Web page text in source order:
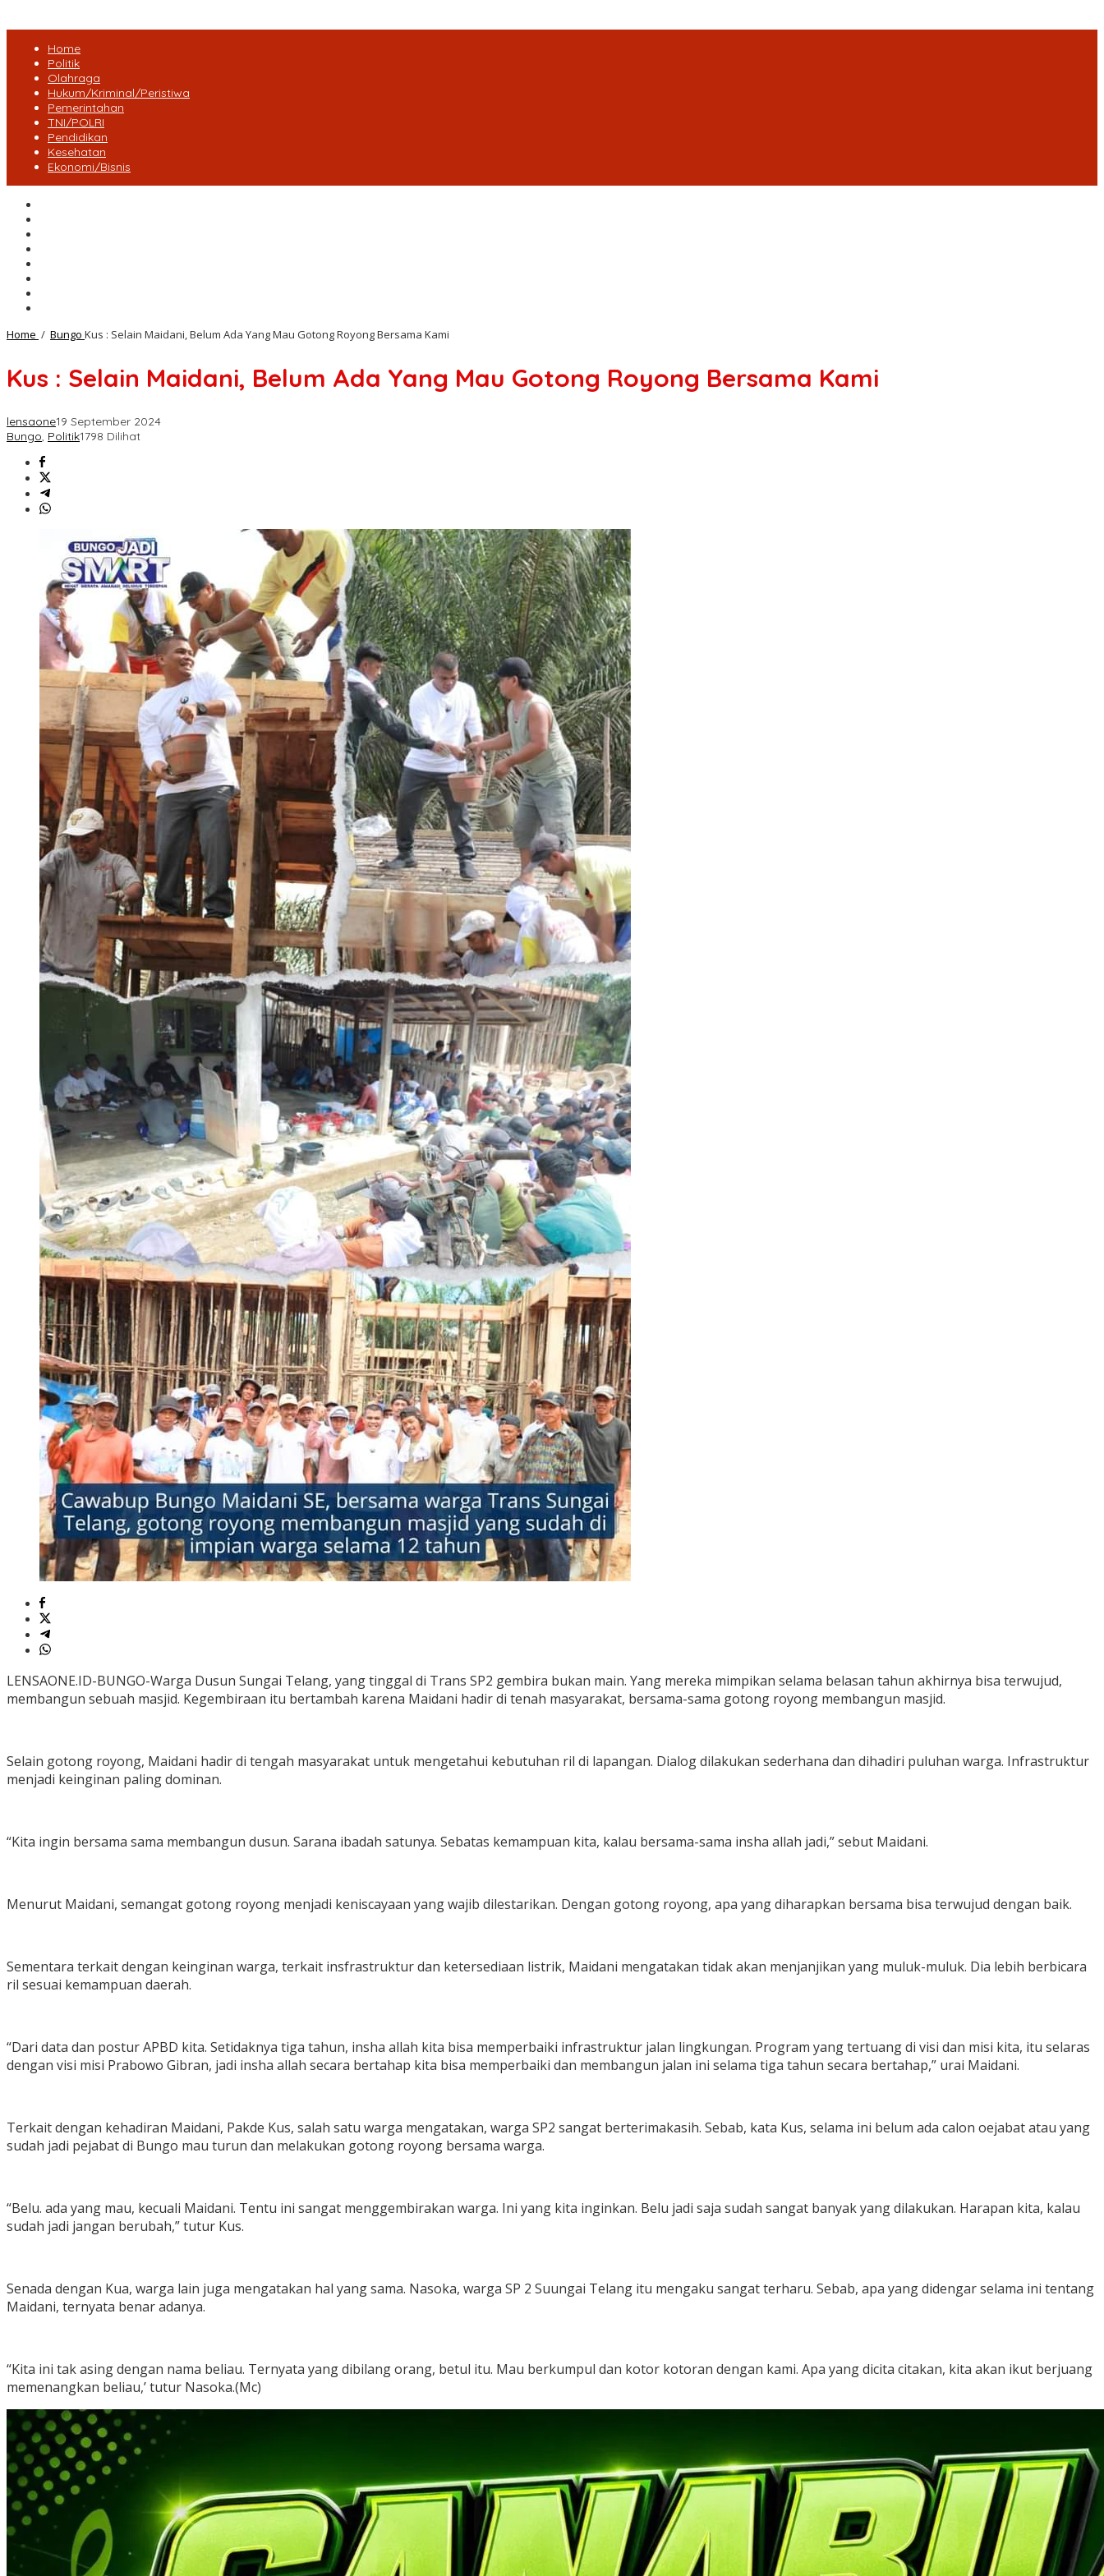
Home
Politik
Olahraga
Hukum/Kriminal/Peristiwa
Pemerintahan
TNI/POLRI
Pendidikan
Kesehatan
Ekonomi/Bisnis
Home / Bungo Kus : Selain Maidani, Belum Ada Yang Mau Gotong Royong Bersama Kami
Kus : Selain Maidani, Belum Ada Yang Mau Gotong Royong Bersama Kami
lensaone19 September 2024
Bungo, Politik1798 Dilihat
LENSAONE.ID-BUNGO-Warga Dusun Sungai Telang, yang tinggal di Trans SP2 gembira bukan main. Yang mereka mimpikan selama belasan tahun akhirnya bisa terwujud,
membangun sebuah masjid. Kegembiraan itu bertambah karena Maidani hadir di tenah masyarakat, bersama-sama gotong royong membangun masjid.
Selain gotong royong, Maidani hadir di tengah masyarakat untuk mengetahui kebutuhan ril di lapangan. Dialog dilakukan sederhana dan dihadiri puluhan warga. Infrastruktur
menjadi keinginan paling dominan.
“Kita ingin bersama sama membangun dusun. Sarana ibadah satunya. Sebatas kemampuan kita, kalau bersama-sama insha allah jadi,” sebut Maidani.
Menurut Maidani, semangat gotong royong menjadi keniscayaan yang wajib dilestarikan. Dengan gotong royong, apa yang diharapkan bersama bisa terwujud dengan baik.
Sementara terkait dengan keinginan warga, terkait insfrastruktur dan ketersediaan listrik, Maidani mengatakan tidak akan menjanjikan yang muluk-muluk. Dia lebih berbicara
ril sesuai kemampuan daerah.
“Dari data dan postur APBD kita. Setidaknya tiga tahun, insha allah kita bisa memperbaiki infrastruktur jalan lingkungan. Program yang tertuang di visi dan misi kita, itu selaras
dengan visi misi Prabowo Gibran, jadi insha allah secara bertahap kita bisa memperbaiki dan membangun jalan ini selama tiga tahun secara bertahap,” urai Maidani.
Terkait dengan kehadiran Maidani, Pakde Kus, salah satu warga mengatakan, warga SP2 sangat berterimakasih. Sebab, kata Kus, selama ini belum ada calon oejabat atau yang
sudah jadi pejabat di Bungo mau turun dan melakukan gotong royong bersama warga.
“Belu. ada yang mau, kecuali Maidani. Tentu ini sangat menggembirakan warga. Ini yang kita inginkan. Belu jadi saja sudah sangat banyak yang dilakukan. Harapan kita, kalau
sudah jadi jangan berubah,” tutur Kus.
Senada dengan Kua, warga lain juga mengatakan hal yang sama. Nasoka, warga SP 2 Suungai Telang itu mengaku sangat terharu. Sebab, apa yang didengar selama ini tentang
Maidani, ternyata benar adanya.
“Kita ini tak asing dengan nama beliau. Ternyata yang dibilang orang, betul itu. Mau berkumpul dan kotor kotoran dengan kami. Apa yang dicita citakan, kita akan ikut berjuang
memenangkan beliau,’ tutur Nasoka.(Mc)